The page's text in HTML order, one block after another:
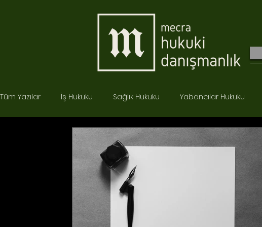
Tüm Yazılar İş Hukuku Sağlık Hukuku Yabancılar Hukuku
İdare Hukuku Tüketici Hukuku
Bilişim Hukuku